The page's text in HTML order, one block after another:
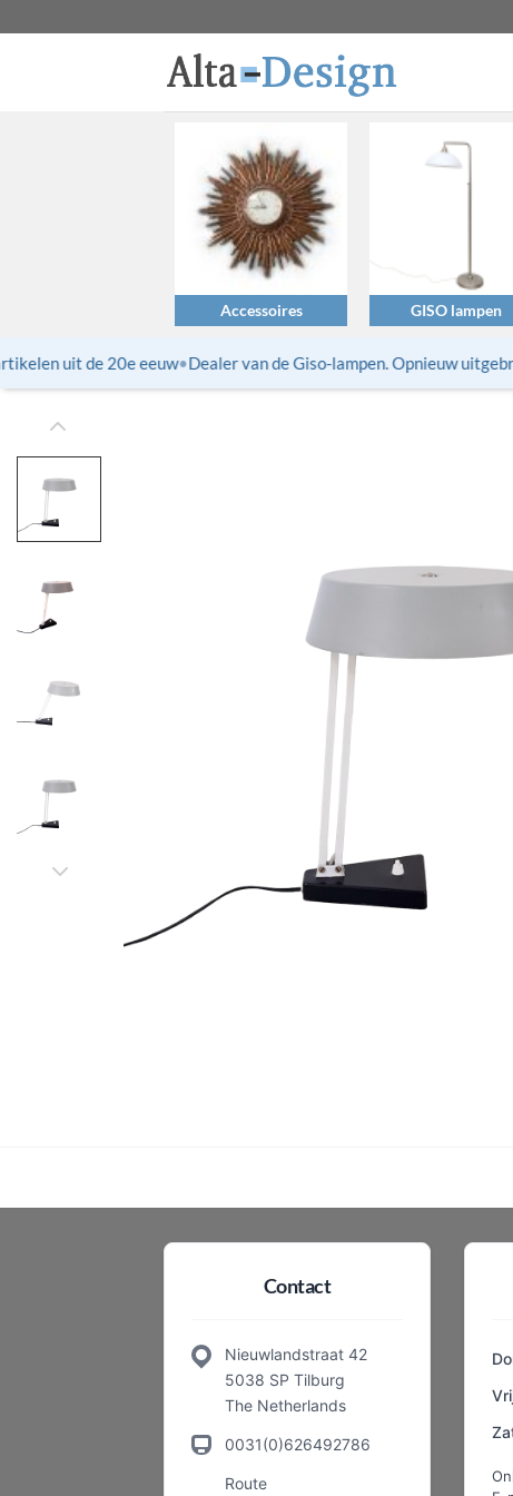
naar
Accessoires GISO lampen
uit de 20e eeuw•Dealer van de Giso-lampen. Opnieuw
Contact
Nieuwlandstraat 42
5038 SP Tilburg
The Netherlands
0031(0)626492786
Route